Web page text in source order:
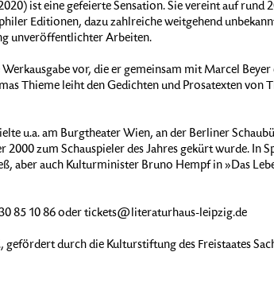
ist eine gefeierte Sensation. Sie vereint auf rund
Editionen, dazu zahlreiche weitgehend
unveröffentlichter Arbeiten.
vor, die er gemeinsam mit Marcel Beyer
Thieme leiht den Gedichten und Prosatexten von
u.a. am Burgtheater Wien, an der Berliner
2000 zum Schauspieler des Jahres gekürt wurde. In
aber auch Kulturminister Bruno Hempf in »Das
85 10 86 oder tickets@literaturhaus-leipzig.de
gefördert durch die Kulturstiftung des Freistaates